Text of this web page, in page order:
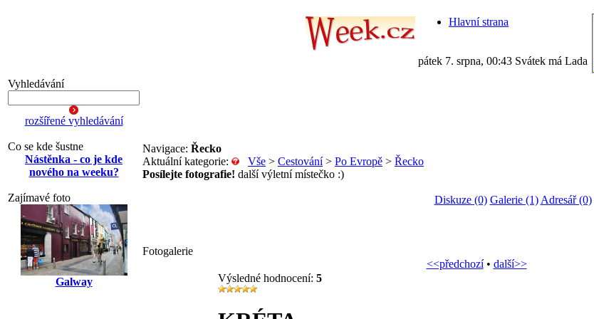
Hlavní strana
pátek 7. srpna, 00:43 Svátek má Lada
Vyhledávání
rozšířené vyhledávání
Co se kde šustne
Nástěnka - co je kde
nového na weeku?
Zajímavé foto
Galway
Navigace: Řecko
Aktuální kategorie:
Vše > Cestování> Po Evropě > Řecko
Posílejte fotografie! další výletní místečko :)
Diskuze (0) Galerie (1) Adresář (0)
Fotogalerie
<<předchozí• další>>
Výsledné hodnocení: 5